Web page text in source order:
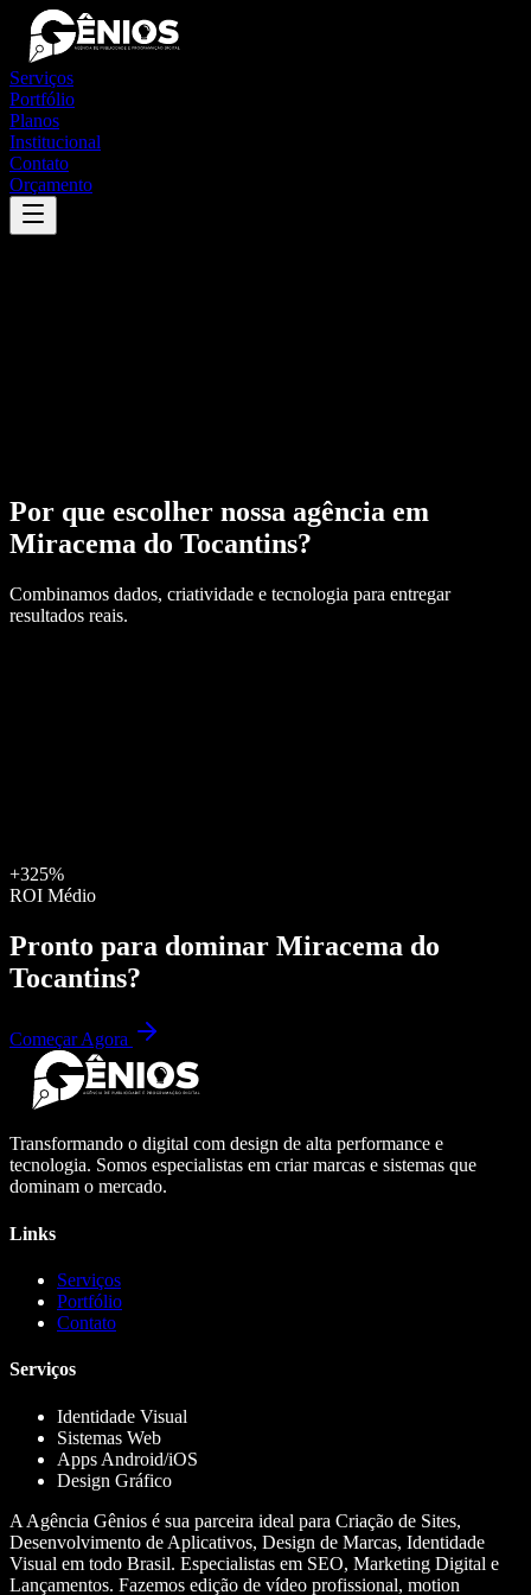
Serviços
Portfólio
Planos
Institucional
Contato
Orçamento
Por que escolher nossa agência em
Miracema do Tocantins?
Combinamos dados, criatividade e tecnologia para entregar
resultados reais.
+325%
ROI Médio
Pronto para dominar Miracema do
Tocantins?
Começar Agora
Transformando o digital com design de alta performance e
tecnologia. Somos especialistas em criar marcas e sistemas que
dominam o mercado.
Links
Serviços
Portfólio
Contato
Serviços
Identidade Visual
Sistemas Web
Apps Android/iOS
Design Gráfico
A Agência Gênios é sua parceira ideal para Criação de Sites,
Desenvolvimento de Aplicativos, Design de Marcas, Identidade
Visual em todo Brasil. Especialistas em SEO, Marketing Digital e
Lançamentos. Fazemos edição de vídeo profissional, motion